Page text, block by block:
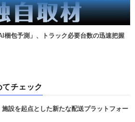
梱包予測」、トラック必要台数の迅速把握
てチェック
設を起点とした新たな配送プラットフォー